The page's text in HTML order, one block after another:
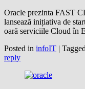
Oracle prezinta FAST
lansează inițiativa de
oară serviciile Cloud în
Posted in infoIT | Tagged
reply